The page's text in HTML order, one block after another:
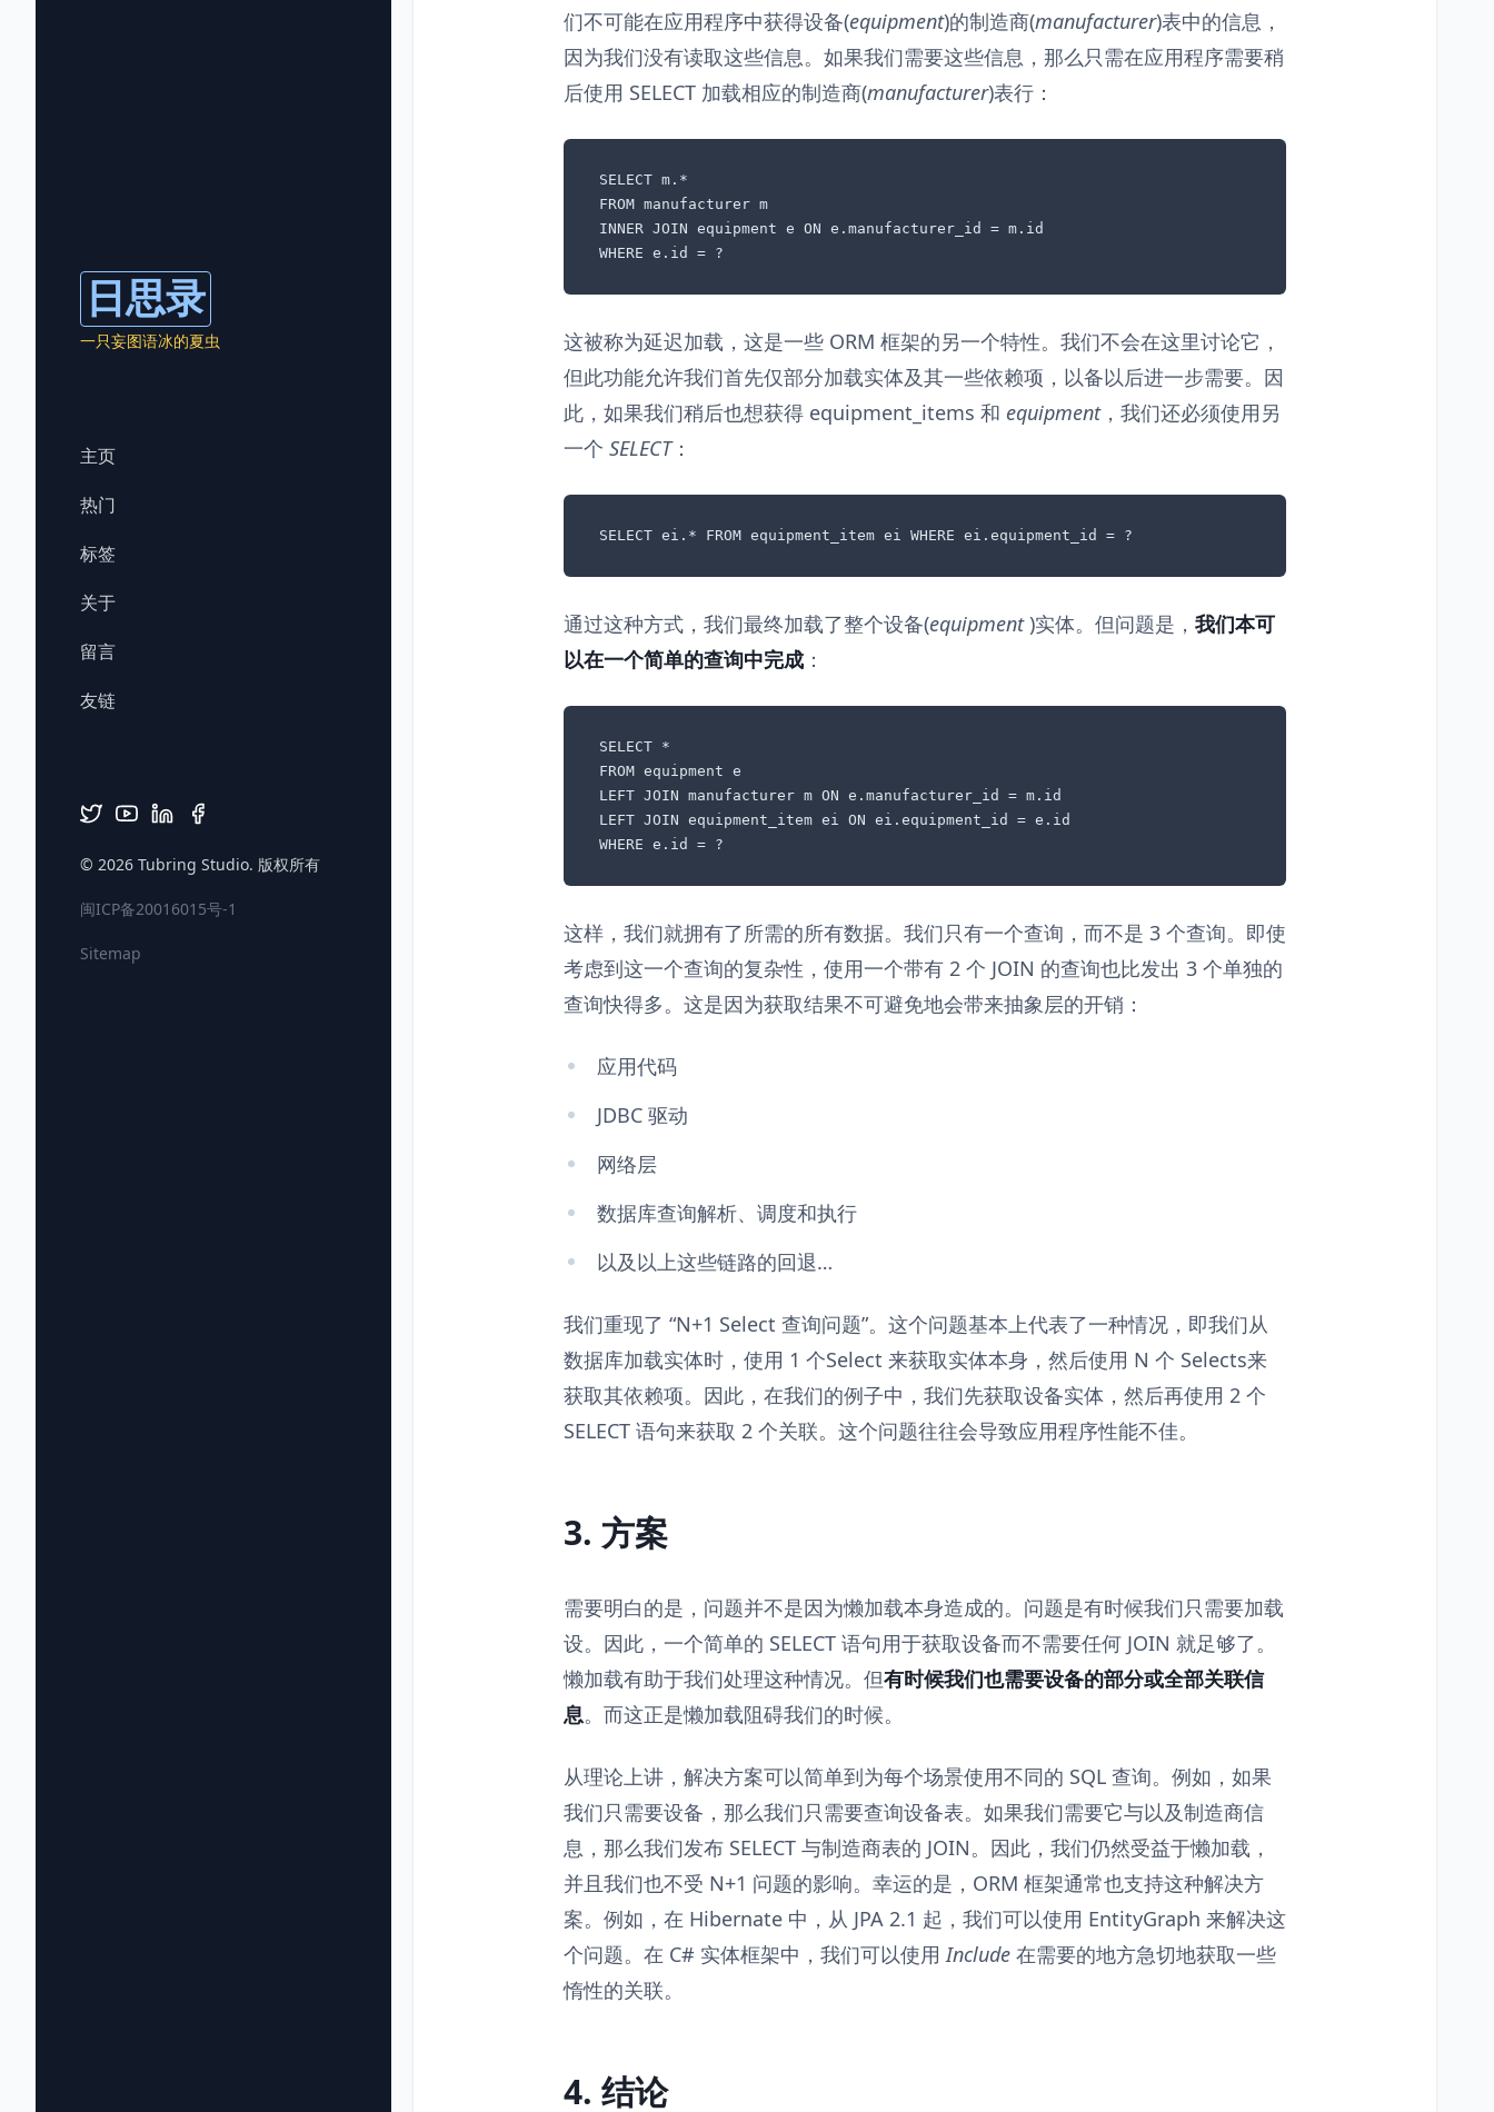
日思录
一只妄图语冰的夏虫
主页
热门
标签
关于
留言
友链
© 2026 Tubring Studio. 版权所有
闽ICP备20016015号-1
Sitemap
们不可能在应用程序中获得设备(equipment)的制造商(manufacturer)表中的信息，
因为我们没有读取这些信息。如果我们需要这些信息，那么只需在应用程序需要稍
后使用 SELECT 加载相应的制造商(manufacturer)表行：
SELECT m.*
FROM manufacturer m
INNER JOIN equipment e ON e.manufacturer_id = m.id
WHERE e.id = ?
这被称为延迟加载，这是一些 ORM 框架的另一个特性。我们不会在这里讨论它，
但此功能允许我们首先仅部分加载实体及其一些依赖项，以备以后进一步需要。因
此，如果我们稍后也想获得 equipment_items 和 equipment，我们还必须使用另
一个 SELECT：
SELECT ei.* FROM equipment_item ei WHERE ei.equipment_id = ?
通过这种方式，我们最终加载了整个设备(equipment)实体。但问题是， 我们本可
以在一个简单的查询中完成：
SELECT *
FROM equipment e
LEFT JOIN manufacturer m ON e.manufacturer_id = m.id
LEFT JOIN equipment_item ei ON ei.equipment_id = e.id
WHERE e.id = ?
这样，我们就拥有了所需的所有数据。我们只有一个查询，而不是 3 个查询。即使
考虑到这一个查询的复杂性，使用一个带有 2 个 JOIN 的查询也比发出 3 个单独的
查询快得多。这是因为获取结果不可避免地会带来抽象层的开销：
应用代码
JDBC 驱动
网络层
数据库查询解析、调度和执行
以及以上这些链路的回退…
我们重现了 “N+1 Select 查询问题”。这个问题基本上代表了一种情况，即我们从
数据库加载实体时，使用 1 个Select 来获取实体本身，然后使用 N 个 Selects来
获取其依赖项。因此，在我们的例子中，我们先获取设备实体，然后再使用 2 个
SELECT 语句来获取 2 个关联。这个问题往往会导致应用程序性能不佳。
3. 方案
需要明白的是，问题并不是因为懒加载本身造成的。问题是有时候我们只需要加载
设。因此，一个简单的 SELECT 语句用于获取设备而不需要任何 JOIN 就足够了。
懒加载有助于我们处理这种情况。但有时候我们也需要设备的部分或全部关联信
息。而这正是懒加载阻碍我们的时候。
从理论上讲，解决方案可以简单到为每个场景使用不同的 SQL 查询。例如，如果
我们只需要设备，那么我们只需要查询设备表。如果我们需要它与以及制造商信
息，那么我们发布 SELECT 与制造商表的 JOIN。因此，我们仍然受益于懒加载，
并且我们也不受 N+1 问题的影响。幸运的是，ORM 框架通常也支持这种解决方
案。例如，在 Hibernate 中，从 JPA 2.1 起，我们可以使用 EntityGraph 来解决这
个问题。在 C# 实体框架中，我们可以使用 Include在需要的地方急切地获取一些
惰性的关联。
4. 结论